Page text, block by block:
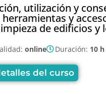
utilización y
y
de edificios y
online Duración: 10 h
del curso